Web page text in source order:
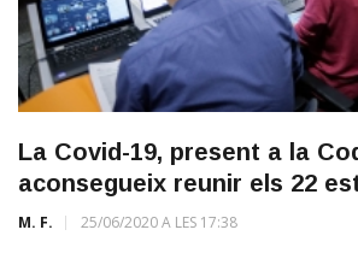
La Covid-19, present a la
aconsegueix reunir els 22
M. F. 25/06/2020 A LES 17:38